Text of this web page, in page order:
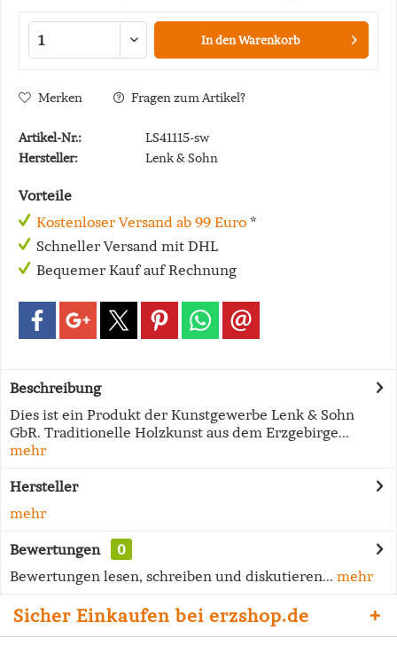
In denWarenkorb
Merken Fragen zum Artikel?
Artikel-Nr.:
LS41115-sw
Hersteller:
Lenk & Sohn
Vorteile
Kostenloser Versand ab 99 Euro *
Schneller Versand mit DHL
Bequemer Kauf auf Rechnung
Beschreibung
Dies ist ein Produkt der Kunstgewerbe Lenk & Sohn
GbR. Traditionelle Holzkunst aus dem Erzgebirge...
mehr
Hersteller
mehr
Bewertungen
0
Bewertungen lesen, schreiben und diskutieren... mehr
Sicher Einkaufen bei erzshop.de